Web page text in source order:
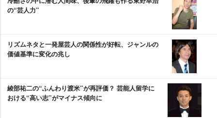
の“芸人力”
リズムネタと一発屋芸人の関係性が好転、ジャンルの
価値基準に変化の兆し
綾部祐二の“ふんわり渡米”が再評価？ 芸能人留学に
おける“高い志”がマイナス傾向に